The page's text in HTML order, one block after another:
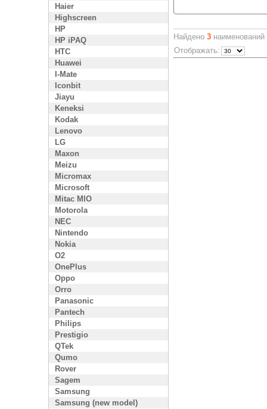
Haier
Highscreen
HP
HP iPAQ
HTC
Huawei
I-Mate
Iconbit
Jiayu
Keneksi
Kodak
Lenovo
LG
Maxon
Meizu
Micromax
Microsoft
Mitac MIO
Motorola
NEC
Nintendo
Nokia
O2
OnePlus
Oppo
Orro
Panasonic
Pantech
Philips
Prestigio
QTek
Qumo
Rover
Sagem
Samsung
Samsung (new model)
Найдено 3наименований
Отображать: